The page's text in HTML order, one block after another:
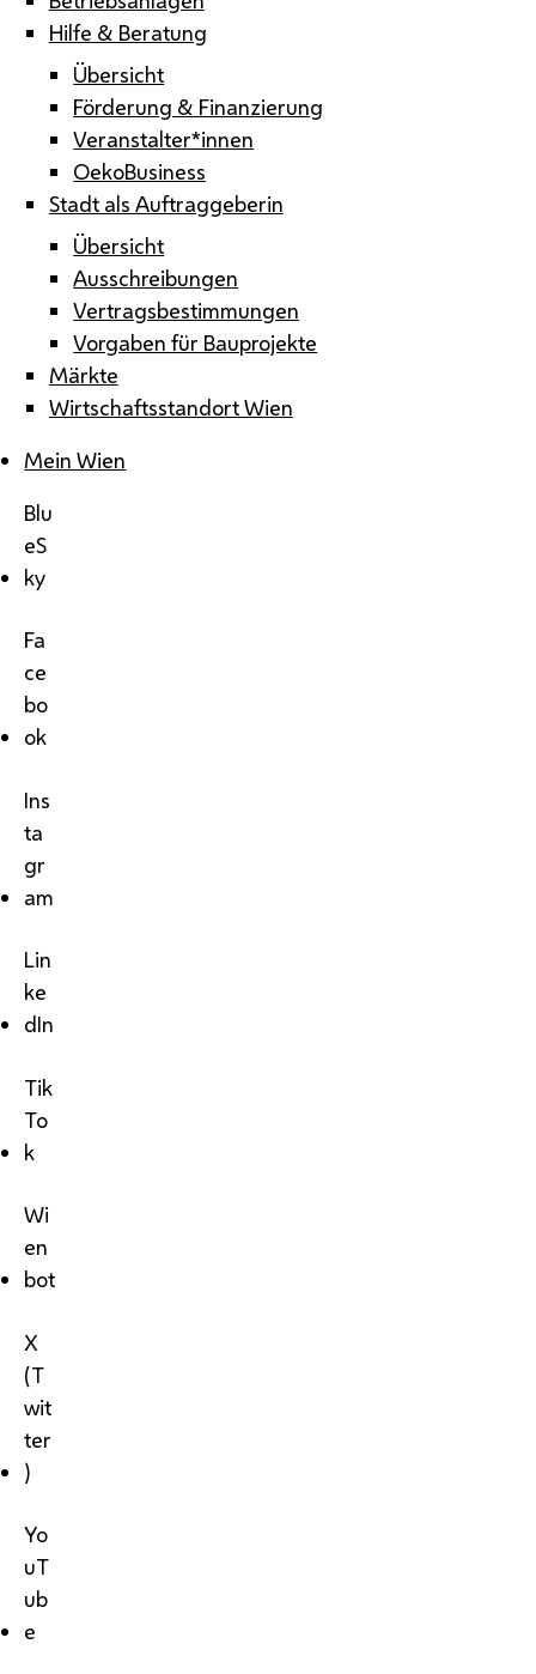
Hilfe & Beratung
Übersicht
Förderung & Finanzierung
Veranstalter*innen
OekoBusiness
Stadt als Auftraggeberin
Übersicht
Ausschreibungen
Vertragsbestimmungen
Vorgaben für Bauprojekte
Märkte
Wirtschaftsstandort Wien
Mein Wien
Blu
eS
ky
Fa
ce
bo
ok
Ins
ta
gr
am
Lin
ke
dIn
Tik
To
k
Wi
en
bot
X
(T
wit
ter
)
Yo
uT
ub
e